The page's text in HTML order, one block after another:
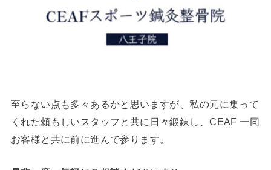
至らない点も多々あるかと思いますが、私の元に集って
くれた頼もしいスタッフと共に日々鍛錬し、CEAF 一同
お客様と共に前に進んで参ります。